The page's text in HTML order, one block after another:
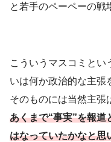
と若手のペーペーの戦
こういうマスコミとい
いは何か政治的な主張
そのものには当然主張
あくまで“事実”を報道
はなっていたかなと思